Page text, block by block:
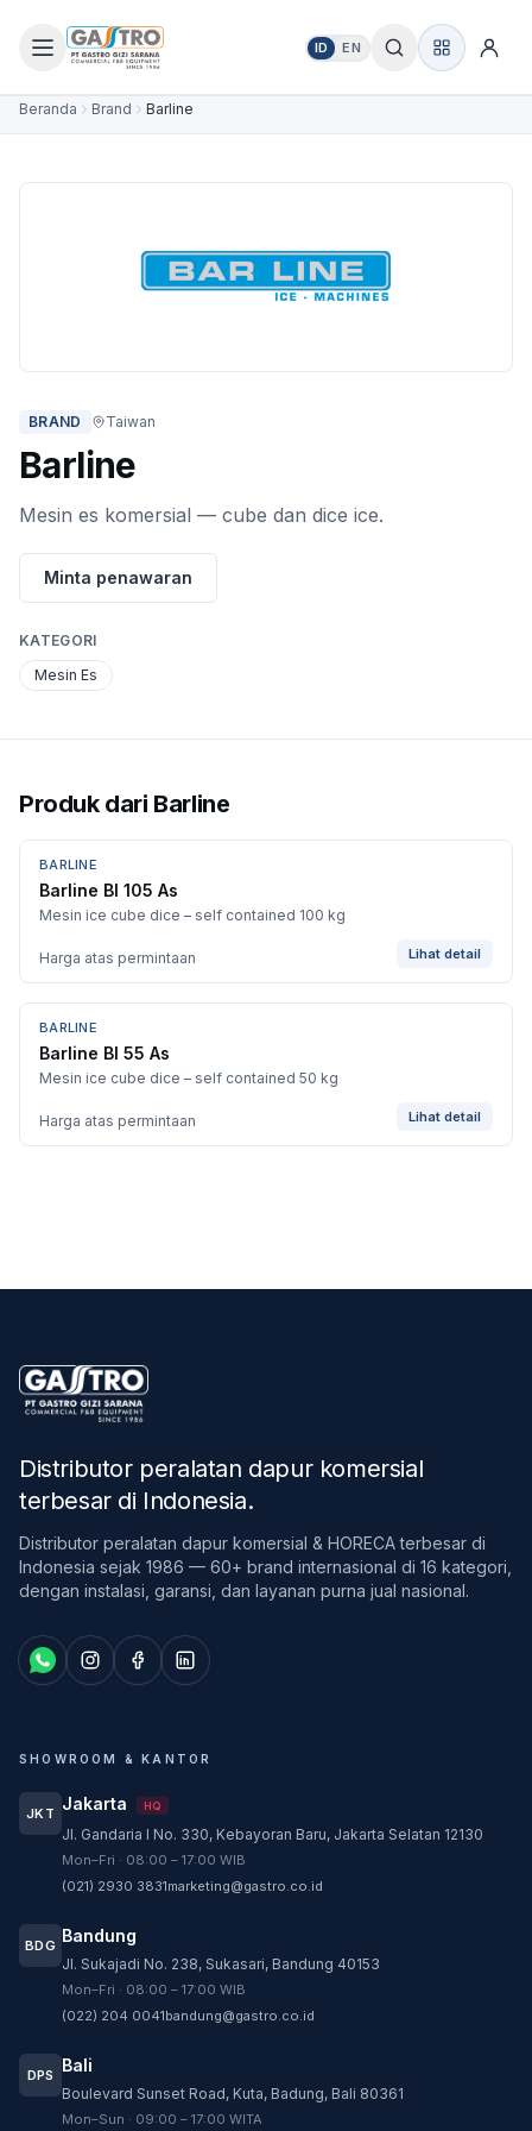
ID EN
Beranda Brand Barline
BRAND Taiwan
Barline
Mesin es komersial — cube dan dice ice.
Minta penawaran
KATEGORI
Mesin Es
Produk dari Barline
BARLINE
Barline Bl 105 As
Mesin ice cube dice – self contained 100 kg
Harga atas permintaan Lihat detail
BARLINE
Barline Bl 55 As
Mesin ice cube dice – self contained 50 kg
Harga atas permintaan Lihat detail
Distributor peralatan dapur komersial
terbesar di Indonesia.
Distributor peralatan dapur komersial & HORECA terbesar di
Indonesia sejak 1986 — 60+ brand internasional di 16 kategori,
dengan instalasi, garansi, dan layanan purna jual nasional.
SHOWROOM & KANTOR
JKT Jakarta HQ
Jl. Gandaria I No. 330, Kebayoran Baru, Jakarta Selatan 12130
Mon–Fri · 08:00 – 17:00 WIB
(021) 2930 3831marketing@gastro.co.id
BDG Bandung
Jl. Sukajadi No. 238, Sukasari, Bandung 40153
Mon–Fri · 08:00 – 17:00 WIB
(022) 204 0041bandung@gastro.co.id
DPS Bali
Boulevard Sunset Road, Kuta, Badung, Bali 80361
Mon–Sun · 09:00 – 17:00 WITA
Customer Service
sesuai kebutuhan Anda.
Tim biasanya membalas dalam beberapa menit.
CS - Tanya Produk Gastro